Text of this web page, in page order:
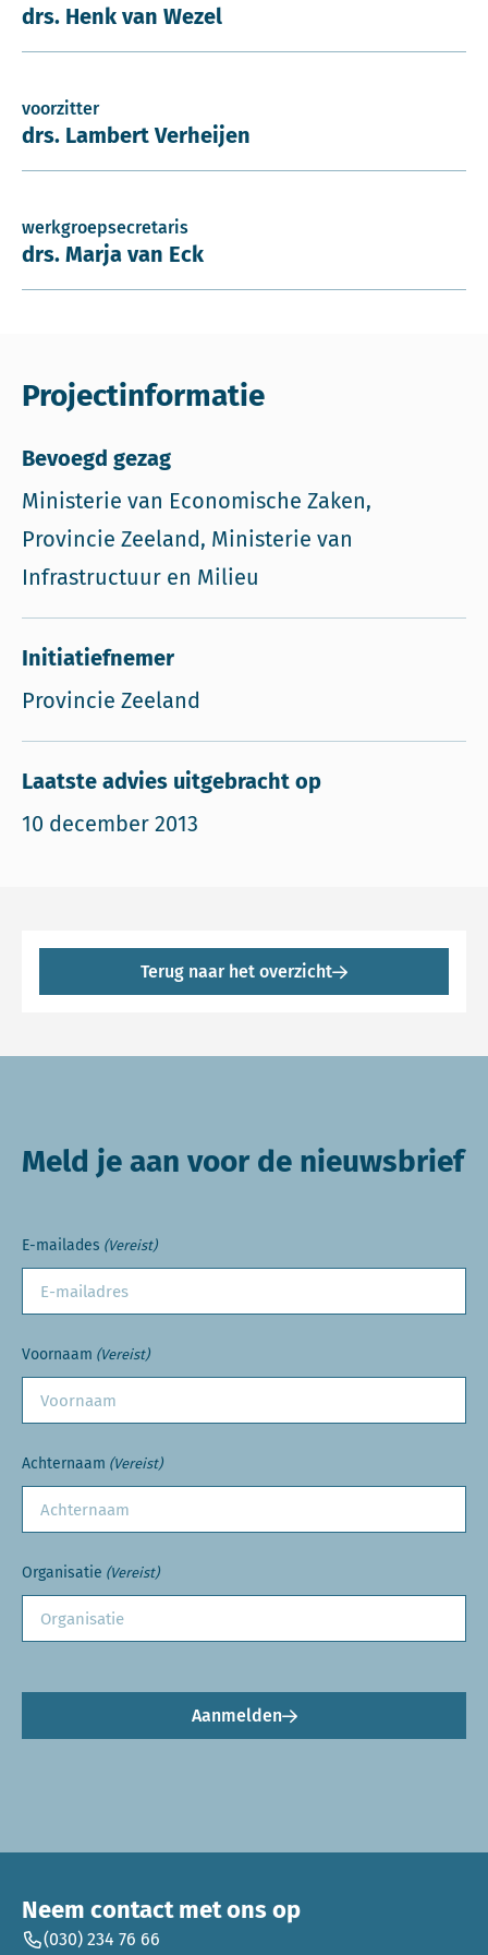
drs. Henk van Wezel
voorzitter
drs. Lambert Verheijen
werkgroepsecretaris
drs. Marja van Eck
Projectinformatie
Bevoegd gezag
Ministerie van Economische Zaken,
Provincie Zeeland, Ministerie van
Infrastructuur en Milieu
Initiatiefnemer
Provincie Zeeland
Laatste advies uitgebracht op
10 december 2013
Terug naar het overzicht
Meld je aan voor de nieuwsbrief
E-mailades (Vereist)
Voornaam (Vereist)
Achternaam (Vereist)
Organisatie (Vereist)
Aanmelden
Neem contact met ons op
(030) 234 76 66